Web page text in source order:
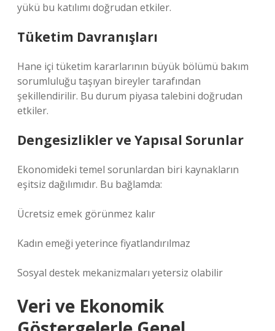
yükü bu katılımı doğrudan etkiler.
Tüketim Davranışları
Hane içi tüketim kararlarının büyük bölümü bakım
sorumluluğu taşıyan bireyler tarafından
şekillendirilir. Bu durum piyasa talebini doğrudan
etkiler.
Dengesizliklerve Yapısal Sorunlar
Ekonomideki temel sorunlardan biri kaynakların
eşitsiz dağılımıdır. Bu bağlamda:
Ücretsiz emek görünmez kalır
Kadın emeği yeterince fiyatlandırılmaz
Sosyal destek mekanizmaları yetersiz olabilir
Veri ve Ekonomik